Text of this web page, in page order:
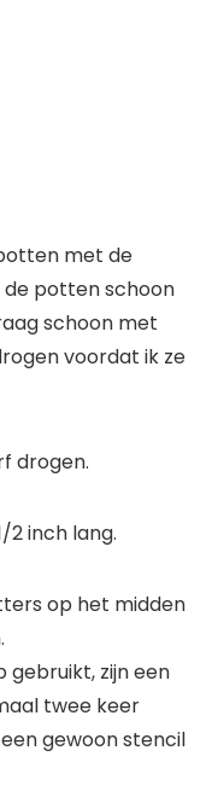
met de
potten schoon
schoon met
voordat ik ze
drogen.
2 inch lang.
op het midden
gebruikt, zijn een
twee keer
gewoon stencil